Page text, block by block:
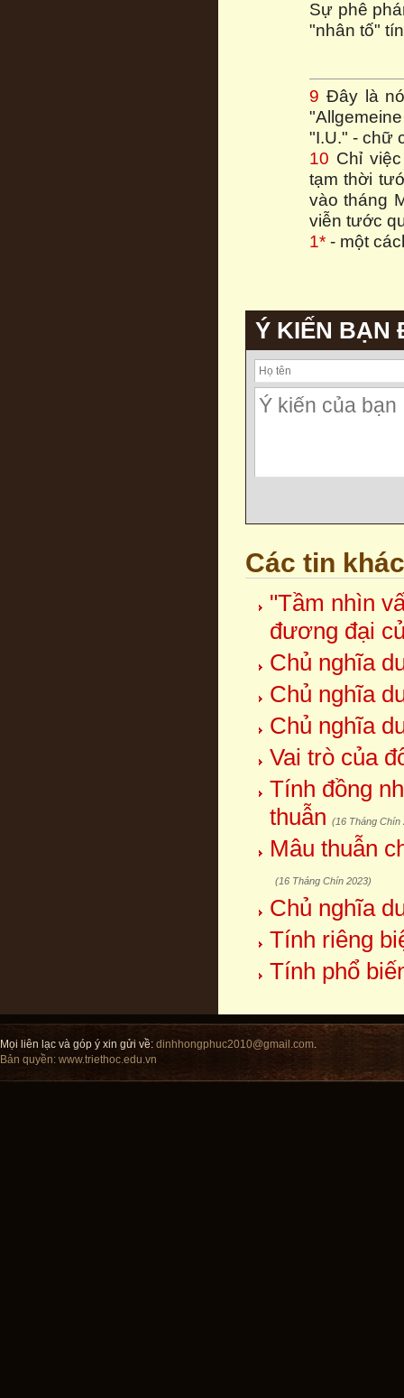
Sự phê
"nhân tố"
9 Đây là
"I.U." - chữ
10 Chỉ
tạm thời
vào tháng
viễn tước
1* - một
Ý KIẾN BẠN
Các tin khác
"Tầm nhìn
đương đại
Chủ nghĩa
Chủ nghĩa
Chủ nghĩa
Vai trò của
Tính đồng
thuẫn (16 Tháng Chín
Mâu thuẫn
(16 Tháng Chín 2023)
Chủ nghĩa
Tính riêng
Tính phổ
Mọi liên lạc và góp ý xin gửi về: dinhhongphuc2010@gmail.com.
Bản quyền: www.triethoc.edu.vn